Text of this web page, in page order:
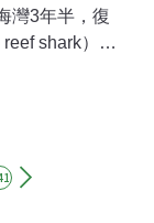
灣3年半，復
shark）重
，祭出一系
違規遊客和